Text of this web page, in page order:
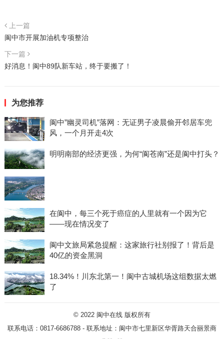
上一篇
阆中市开展加油机专项整治
下一篇
好消息！阆中89队新车站，终于要搬了！
为您推荐
阆中”幽灵司机”落网：无证男子凌晨偷开邻居车兜
风，一个月开走4次
明明南部的经济更强，为何“阆苍南”还是阆中打头？
在阆中，每三个死于癌症的人里就有一个因为它
——现在情况变了
阆中文旅局紧急提醒：这家旅行社别报了！背后是
40亿的资金黑洞
18.34%！川东北第一！阆中古城机场这组数据太燃
了
© 2022 阆中在线版权所有
联系电话：0817-6686788 - 联系地址：阆中市七里新区华胥路天合丽景商